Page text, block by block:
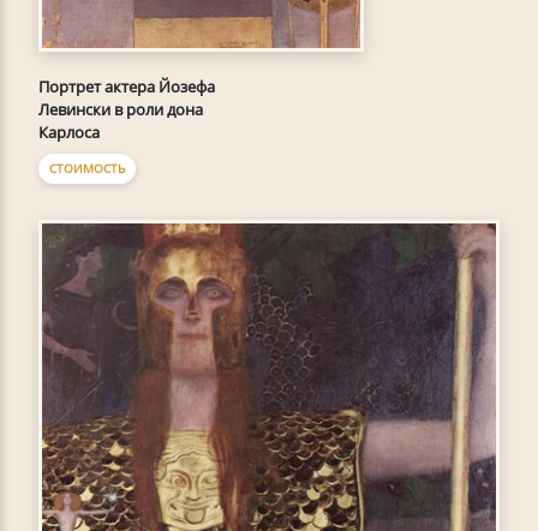
Портрет актера Йозефа
Левински в роли дона
Карлоса
СТОИМОСТЬ